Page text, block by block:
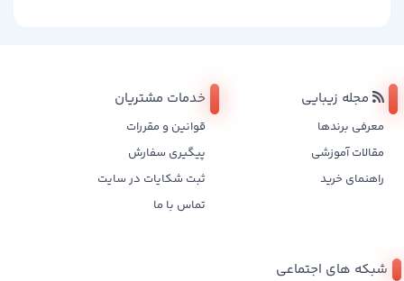
مجله زیبایی
معرفی برندها
مقالات آموزشی
راهنمای خرید
خدمات مشتریان
قوانین و مقررات
پیگیری سفارش
ثبت شکایات در سایت
تماس با ما
شبکه های اجتماعی